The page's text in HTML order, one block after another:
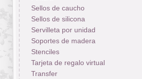
Sellos de caucho
Sellos de silicona
Servilleta por unidad
Soportes de madera
Stenciles
Tarjeta de regalo virtual
Transfer